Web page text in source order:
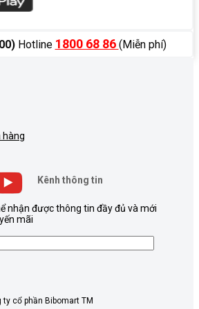
Hotline 1800 68 86 (Miễn phí)
hàng
Kênh thông tin
nhận được thông tin đầy đủ và mới
mãi
cổ phần Bibomart TM